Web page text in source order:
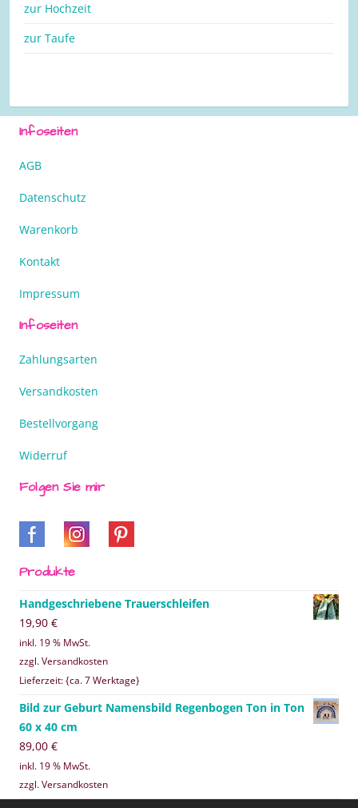
zur Hochzeit
zur Taufe
Infoseiten
AGB
Datenschutz
Warenkorb
Kontakt
Impressum
Infoseiten
Zahlungsarten
Versandkosten
Bestellvorgang
Widerruf
Folgen Sie mir
Produkte
Handgeschriebene Trauerschleifen
19,90 €
inkl. 19 % MwSt.
zzgl. Versandkosten
Lieferzeit: {ca. 7 Werktage}
Bild zur Geburt Namensbild Regenbogen Ton in Ton
60 x 40 cm
89,00 €
inkl. 19 % MwSt.
zzgl. Versandkosten